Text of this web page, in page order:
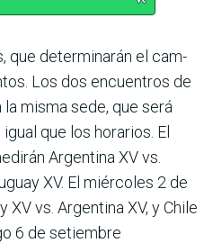
que determinarán el cam­
Los dos encuentros de
misma sede, que será
que los horarios. El
Argen­tina XV vs.
XV. El miér­coles 2 de
vs. Argentina XV, y Chile
6 de setiembre